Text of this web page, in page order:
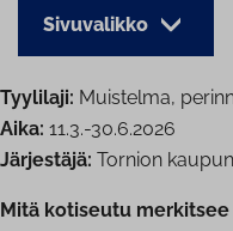
Sivuvalikko
Tyylilaji: Muistelma,
Aika: 11.3.-30.6.2026
Järjestäjä: Tornion
Mitä kotiseutu